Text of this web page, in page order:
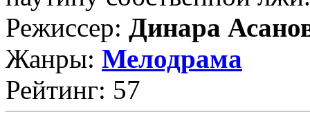
Режиссер: Динара
Жанры: Мелодрама
Рейтинг: 57